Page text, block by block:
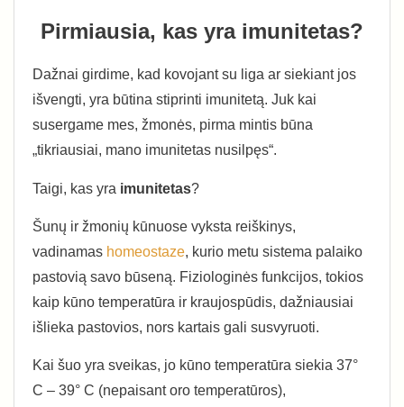
Pirmiausia, kas yra imunitetas?
Dažnai girdime, kad kovojant su liga ar siekiant jos
išvengti, yra būtina stiprinti imunitetą. Juk kai
susergame mes, žmonės, pirma mintis būna
„tikriausiai, mano imunitetas nusilpęs“.
Taigi, kas yra imunitetas?
Šunų ir žmonių kūnuose vyksta reiškinys,
vadinamas homeostaze, kurio metu sistema palaiko
pastovią savo būseną. Fiziologinės funkcijos, tokios
kaip kūno temperatūra ir kraujospūdis, dažniausiai
išlieka pastovios, nors kartais gali susvyruoti.
Kai šuo yra sveikas, jo kūno temperatūra siekia 37°
C – 39° C (nepaisant oro temperatūros),